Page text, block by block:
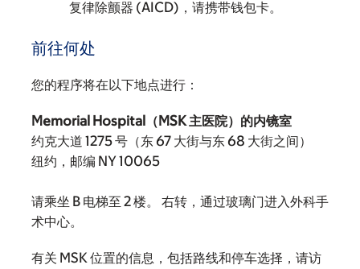
复律除颤器 (AICD)，请携带钱包卡。
前往何处
您的程序将在以下地点进行：
Memorial Hospital（MSK 主医院）的内镜室
约克大道 1275 号（东 67 大街与东 68 大街之间）
纽约，邮编 NY 10065
请乘坐 B 电梯至 2 楼。 右转，通过玻璃门进入外科手
术中心。
有关 MSK 位置的信息，包括路线和停车选择，请访